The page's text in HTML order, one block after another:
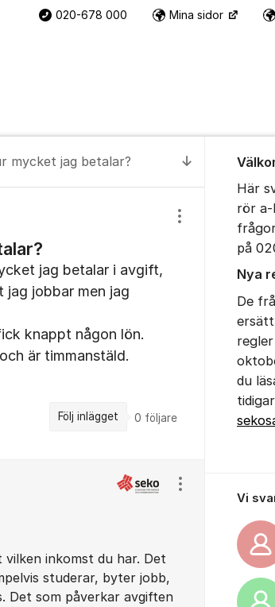
020-678 000 Mina sidor
Till senaste
mycket jag betalar?
Visa/dölj
jag betalar i avgift,
jobbar men jag
knappt någon lön.
är timmanstäld.
Följ inlägget 0 följare
vilken inkomst du har. Det
studerar, byter jobb,
Det som påverkar avgiften
Visa/dölj
Här
rör a-
på
Nya
De
du
Vi